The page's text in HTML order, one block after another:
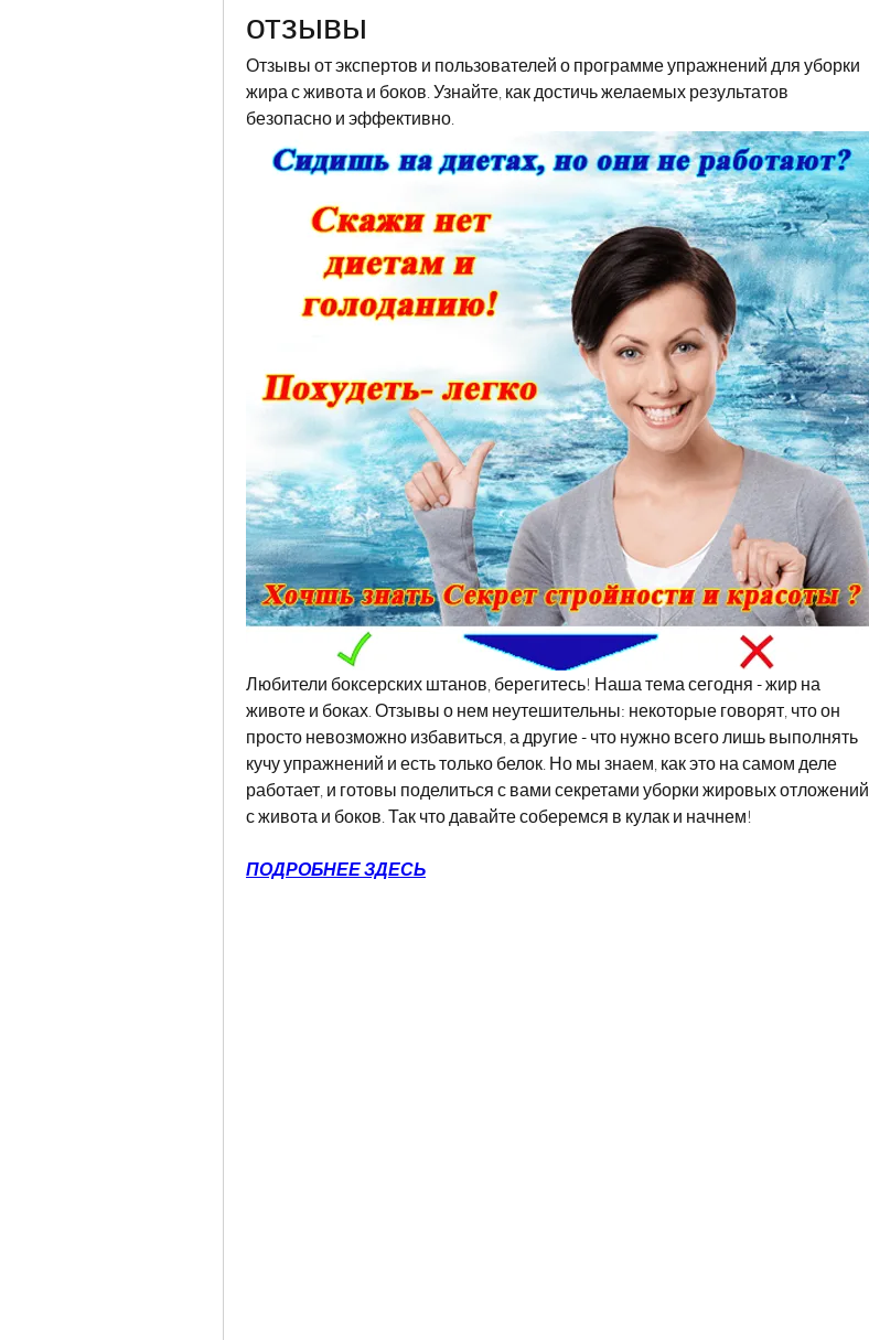
отзывы
Отзывы от экспертов и пользователей о программе упражнений для уборки
жира с живота и боков. Узнайте, как достичь желаемых результатов
безопасно и эффективно.
Любители боксерских штанов, берегитесь! Наша тема сегодня - жир на
животе и боках. Отзывы о нем неутешительны: некоторые говорят, что он
просто невозможно избавиться, а другие - что нужно всего лишь выполнять
кучу упражнений и есть только белок. Но мы знаем, как это на самом деле
работает, и готовы поделиться с вами секретами уборки жировых отложений
с живота и боков. Так что давайте соберемся в кулак и начнем!
ПОДРОБНЕЕ ЗДЕСЬ